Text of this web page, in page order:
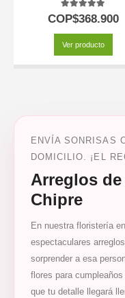
5.00out of 5
COP$368.900
Ver producto
ENVÍA SONRISAS
DOMICILIO. ¡EL
Arreglos
Chipre
En nuestra floristería
espectaculares
sorprender a esa
flores para
que tu detalle llegará